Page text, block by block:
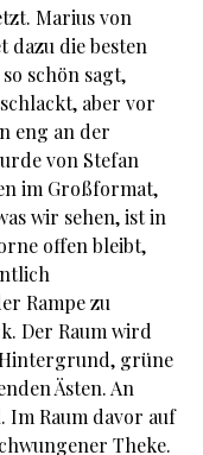
Marius von
dazu die besten
schön sagt,
aber vor
eng an der
von Stefan
im Großformat,
wir sehen, ist in
offen bleibt,
Rampe zu
Der Raum wird
grüne
Ästen. An
Im Raum davor auf
Theke.